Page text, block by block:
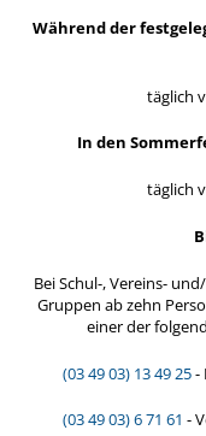
Während der
täglich
In den
täglich
Bei Schul-, Vereins-
Gruppen ab zehn
einer der
(03 49 03) 13 49 25-
(03 49 03) 6 71 61 -